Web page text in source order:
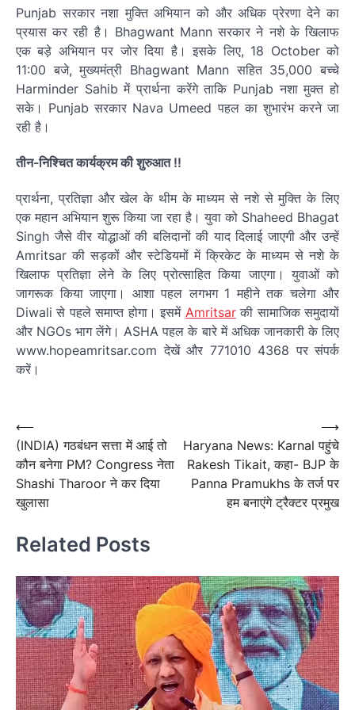
Punjab सरकार नशा मुक्ति अभियान को और अधिक प्रेरणा देने का
प्रयास कर रही है। Bhagwant Mann सरकार ने नशे के खिलाफ
एक बड़े अभियान पर जोर दिया है। इसके लिए, 18 October को
11:00 बजे, मुख्यमंत्री Bhagwant Mann सहित 35,000 बच्चे
Harminder Sahib में प्रार्थना करेंगे ताकि Punjab नशा मुक्त हो
सके। Punjab सरकार Nava Umeed पहल का शुभारंभ करने जा
रही है।
तीन-निश्चित कार्यक्रम की शुरुआत !!
प्रार्थना, प्रतिज्ञा और खेल के थीम के माध्यम से नशे से मुक्ति के लिए
एक महान अभियान शुरू किया जा रहा है। युवा को Shaheed Bhagat
Singh जैसे वीर योद्धाओं की बलिदानों की याद दिलाई जाएगी और उन्हें
Amritsar की सड़कों और स्टेडियमों में क्रिकेट के माध्यम से नशे के
खिलाफ प्रतिज्ञा लेने के लिए प्रोत्साहित किया जाएगा। युवाओं को
जागरूक किया जाएगा। आशा पहल लगभग 1 महीने तक चलेगा और
Diwali से पहले समाप्त होगा। इसमें Amritsarकी सामाजिक समुदायों
और NGOs भाग लेंगे। ASHA पहल के बारे में अधिक जानकारी के लिए
www.hopeamritsar.com देखें और 771010 4368 पर संपर्क
करें।
नेविगेशन
Post
navigation
⟵
(INDIA) गठबंधन सत्ता में आई तो
कौन बनेगा PM? Congress नेता
Shashi Tharoor ने कर दिया
खुलासा
Haryana News: Karnal पहुंचे
Rakesh Tikait, कहा- BJP के
Panna Pramukhs के तर्ज पर
हम बनाएंगे ट्रैक्टर प्रमुख
⟶
Related Posts